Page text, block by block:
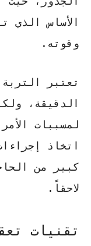
الأساس الذي
وقوته.
تعتبر
الدقيقة،
لمسببات
اتخاذ
كبير من
لاحقاً.
تقنيات